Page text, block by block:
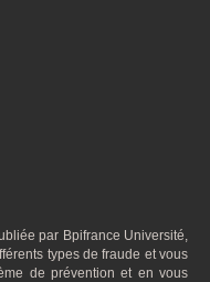
par Bpifrance Université,
types de fraude et vous
de prévention et en vous